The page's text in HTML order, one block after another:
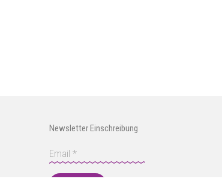
Newsletter Einschreibung